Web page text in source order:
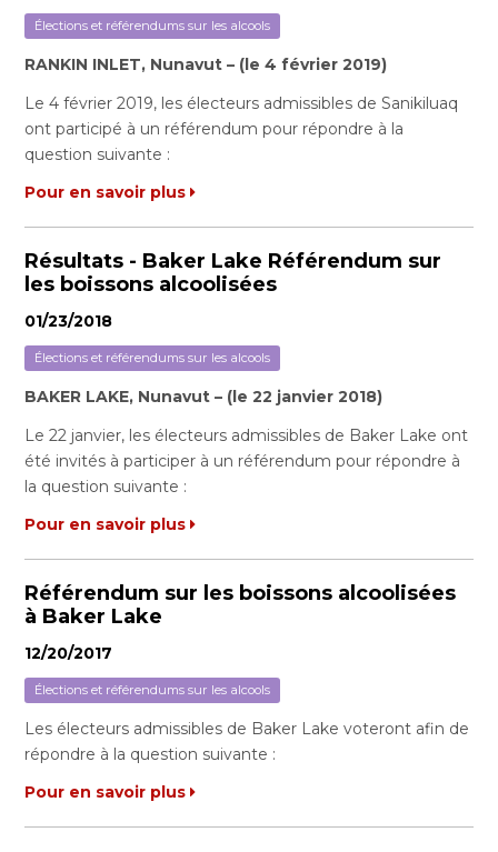
Élections et référendums sur les alcools
RANKIN INLET, Nunavut – (le 4 février 2019)
Le 4 février 2019, les électeurs admissibles de Sanikiluaq
ont participé à un référendum pour répondre à la
question suivante :
Pour en savoir plus
Résultats - Baker Lake Référendum sur
les boissons alcoolisées
01/23/2018
Élections et référendums sur les alcools
BAKER LAKE, Nunavut – (le 22 janvier 2018)
Le 22 janvier, les électeurs admissibles de Baker Lake ont
été invités à participer à un référendum pour répondre à
la question suivante :
Pour en savoir plus
Référendum sur les boissons alcoolisées
à Baker Lake
12/20/2017
Élections et référendums sur les alcools
Les électeurs admissibles de Baker Lake voteront afin de
répondre à la question suivante :
Pour en savoir plus